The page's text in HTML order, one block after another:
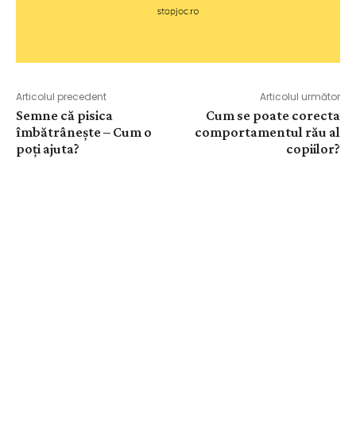
Articolul precedent
Semne că pisica
îmbătrânește – Cum o
poți ajuta?
Articolul următor
Cum se poate corecta
comportamentul rău al
copiilor?